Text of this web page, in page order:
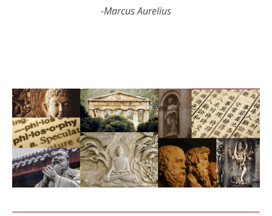
-Marcus Aurelius